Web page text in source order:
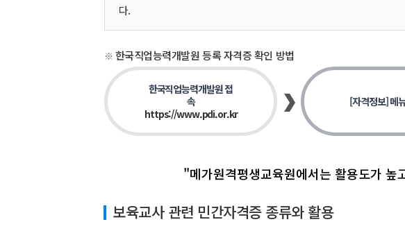
다.
한국직업능력개발원 등록 자격증 확인 방법
한국직업능력개발원 접
속
https://www.pdi.or.kr
[자격정보] 메
"메가원격평생교육원에서는 활용도가 높
보육교사 관련 민간자격증 종류와 활용